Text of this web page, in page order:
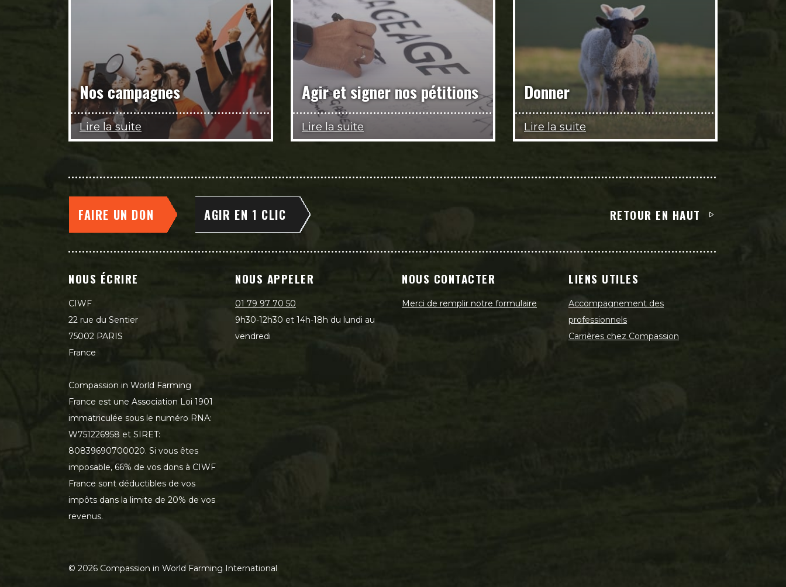
Nos campagnes
Lire la suite
Agir et signer nos pétitions
Lire la suite
Donner
Lire la suite
FAIRE UN DON AGIR EN 1 CLIC RETOUR EN HAUT
NOUS ÉCRIRE
CIWF
22 rue du Sentier
75002 PARIS
France
Compassion in World Farming
France est une Association Loi 1901
immatriculée sous le numéro RNA:
W751226958 et SIRET:
80839690700020. Si vous êtes
imposable, 66% de vos dons à CIWF
France sont déductibles de vos
impôts dans la limite de 20% de vos
revenus.
NOUS APPELER
01 79 97 70 50
9h30-12h30 et 14h-18h du lundi au
vendredi
NOUS CONTACTER
Merci de remplir notre formulaire
LIENS UTILES
Accompagnement des
professionnels
Carrières chez Compassion
© 2026 Compassion in World Farming International